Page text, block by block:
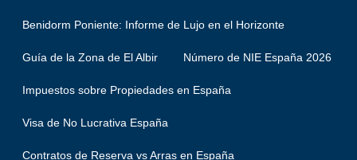
Benidorm Poniente: Informe de Lujo en el Horizonte
Guía de la Zona de El Albir Número de NIE España 2026
Impuestos sobre Propiedades en España
Visa de No Lucrativa España
Contratos de Reserva vs Arras en España